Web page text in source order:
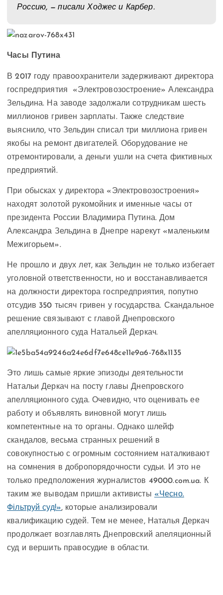
Россию, — писали Ходжес и Карбер.
Часы Путина
В 2017 году правоохранители задерживают директора
госпредприятия «Электровозостроение» Александра
Зельдина. На заводе задолжали сотрудникам шесть
миллионов гривен зарплаты. Также следствие
выяснило, что Зельдин списал три миллиона гривен
якобы на ремонт двигателей. Оборудование не
отремонтировали, а деньги ушли на счета фиктивных
предприятий.
При обысках у директора «Электровозостроения»
находят золотой рукомойник и именные часы от
президента России Владимира Путина. Дом
Александра Зельдина в Днепре нарекут «маленьким
Межигорьем».
Не прошло и двух лет, как Зельдин не только избегает
уголовной ответственности, но и восстанавливается
на должности директора госпредприятия, попутно
отсудив 350 тысяч гривен у государства. Скандальное
решение связывают с главой Днепровского
апелляционного суда Натальей Деркач.
Это лишь самые яркие эпизоды деятельности
Натальи Деркач на посту главы Днепровского
апелляционного суда. Очевидно, что оценивать ее
работу и объявлять виновной могут лишь
компетентные на то органы. Однако шлейф
скандалов, весьма странных решений в
совокупностью с огромным состоянием наталкивают
на сомнения в добропорядочности судьи. И это не
только предположения журналистов 49000.com.ua. К
таким же выводам пришли активисты «Чесно.
Фільтруй суд!», которые анализировали
квалификацию судей. Тем не менее, Наталья Деркач
продолжает возглавлять Днепровский апеляционный
суд и вершить правосудие в области.